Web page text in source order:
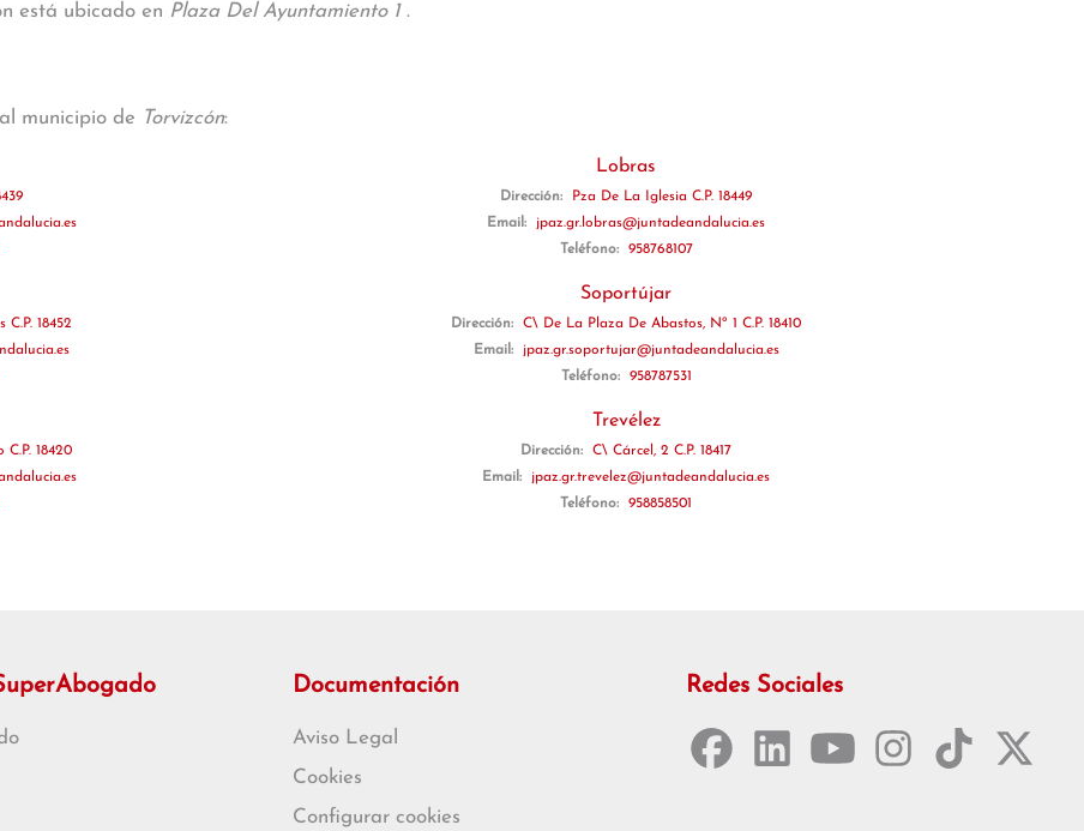
está ubicado en Plaza Del Ayuntamiento 1.
municipio de Torvizcón:
C.P. 18452
18420
Lobras
Dirección:
Pza De La Iglesia C.P. 18449
Email:
jpaz.gr.lobras@juntadeandalucia.es
Teléfono:
958768107
Soportújar
Dirección:
C\ De La Plaza De Abastos, Nº 1 C.P. 18410
Email:
jpaz.gr.soportujar@juntadeandalucia.es
Teléfono:
958787531
Trevélez
Dirección:
C\ Cárcel, 2 C.P. 18417
Email:
jpaz.gr.trevelez@juntadeandalucia.es
Teléfono:
958858501
Documentación
Aviso Legal
Cookies
Configurar cookies
Redes Sociales